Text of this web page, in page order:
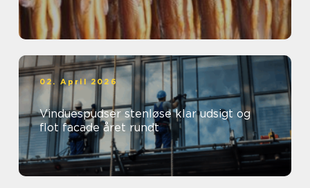
02. April 2026
Vinduespudser stenløse klar udsigt og
flot facade året rundt